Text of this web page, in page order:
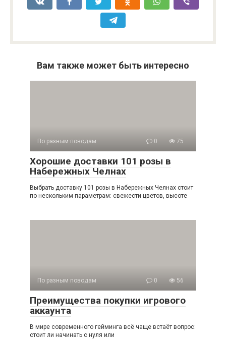
Вам также может быть интересно
По разным поводам 0 75
Хорошие доставки 101 розы в
Набережных Челнах
Выбрать доставку 101 розы в Набережных Челнах стоит
по нескольким параметрам: свежести цветов, высоте
По разным поводам 0 56
Преимущества покупки игрового
аккаунта
В мире современного гейминга всё чаще встаёт вопрос:
стоит ли начинать с нуля или